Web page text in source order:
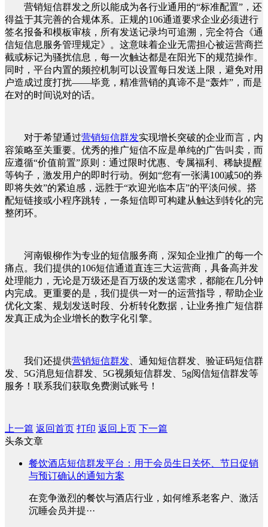
营销短信群发之所以能成为各行业通用的“标准配置”，还
得益于其完善的合规体系。正规的106通道要求企业必须进行
签名报备和模板审核，所有发送记录均可追溯，完全符合《通
信短信息服务管理规定》。这意味着企业无需担心被运营商拦
截或标记为骚扰信息，每一次触达都是在阳光下的规范操作。
同时，平台内置的频控机制可以设置每日发送上限，避免对用
户造成过度打扰——毕竟，精准营销的真谛不是“轰炸”，而是
在对的时间说对的话。
对于希望通过营销短信群发实现增长突破的企业而言，内
容策略至关重要。优秀的推广短信不应是单纯的广告叫卖，而
应遵循“价值前置”原则：通过限时优惠、专属福利、稀缺提醒
等钩子，激发用户的即时行动。例如“您有一张满100减50的券
即将失效”的紧迫感，远胜于“欢迎光临本店”的平淡问候。搭
配短链接或小程序跳转，一条短信即可构建从触达到转化的完
整闭环。
河南银柳作为专业的短信服务商，深知企业推广的每一个
痛点。我们提供的106短信通道直连三大运营商，具备高并发
处理能力，无论是万级还是百万级的发送需求，都能在几分钟
内完成。更重要的是，我们提供一对一的运营指导，帮助企业
优化文案、规划发送时段、分析转化数据，让业务推广短信群
发真正成为企业增长的数字化引擎。
我们还提供营销短信群发 、通知短信群发、验证码短信群
发、5G消息短信群发、5G视频短信群发、5g阅信短信群发等
服务！联系我们获取免费测试账号！
上一篇 返回首页 打印 返回上页 下一篇
头条文章
餐饮酒店短信群发平台：用于会员生日关怀、节日促销
与预订确认的通知方案
在竞争激烈的餐饮与酒店行业，如何维系老客户、激活
沉睡会员并提···